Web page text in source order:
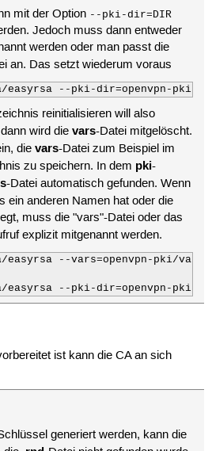
3650
365
30
mit der Option --pki-dir=DIR
Jedoch muss dann entweder
werden oder man passt die
an. Das setzt wiederum voraus
--pki-dir=openvpn-pki
reinitialisieren will also
wird dievars-Datei mitgelöscht.
dievars-Datei zum Beispiel im
zu speichern. In dem pki-
-Datei automatisch gefunden. Wenn
ein anderen Namen hat oder die
muss die "vars"-Datei oder das
explizit mitgenannt werden.
--vars=openvpn-pki/vars
--pki-dir=openvpn-pki
ist kann die CA an sich
generiert werden, kann die